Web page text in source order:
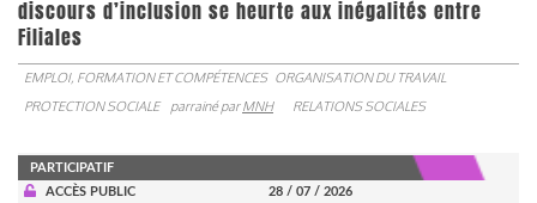
discours d’inclusion se heurte aux inégalités entre
Filiales
EMPLOI, FORMATION ET COMPÉTENCES ORGANISATION DU TRAVAIL
PROTECTION SOCIALE
parrainé parMNH RELATIONS SOCIALES
PARTICIPATIF
ACCÈS PUBLIC
28 / 07 / 2026